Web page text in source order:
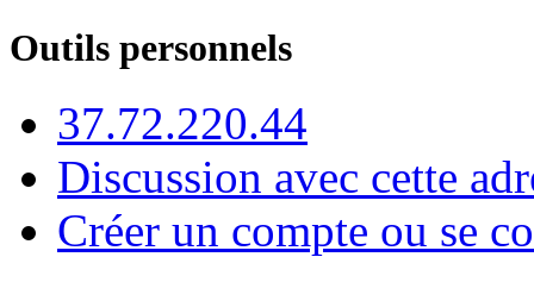
Outils personnels
37.72.220.44
Discussion avec cette
Créer un compte ou se